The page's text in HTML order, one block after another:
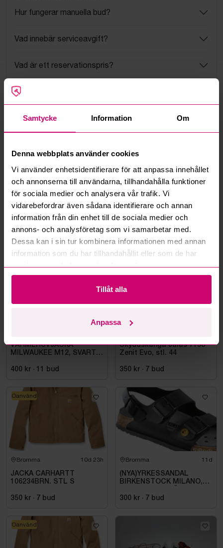
Samtycke Information Om
Denna webbplats använder cookies
Vi använder enhetsidentifierare för att anpassa innehållet
och annonserna till användarna, tillhandahålla funktioner
för sociala medier och analysera vår trafik. Vi
vidarebefordrar även sådana identifierare och annan
information från din enhet till de sociala medier och
annons- och analysföretag som vi samarbetar med.
Dessa kan i sin tur kombinera informationen med annan
information som du har tillhandahållit eller som de har
samlat in när du har använt deras tjänster.
Tillåt alla
Anpassa
Hur fungerar manuella bud?
Vad innebär serviceavgift?
Vad är ett reservationspris?
Hur fungerar maxbud?
Hur fungerar budmotorn?
Kan ni frakta mina vunna objekt?
Läs fler frågor och svar
Mer från samma kategori
VÄRMEHUVJACKA
MILWAUKEE M12, SVART
400 kr · 11 bud
Oanvänd
Skyddskänga Jalas 7198
Zenit Evo, stl. 44
350 kr · 7 bud
Oanvänd
Bromma 10d 23h
JACKA CARHARTT
106234BRN. STL S
350 kr · 7 bud
Oanvänd
Bromma 11d
(NYA)YRKESSANDAL
BIRKENSTOCK MILANO,
SVART. STL 42
300 kr · 7 bud
Oanvänd